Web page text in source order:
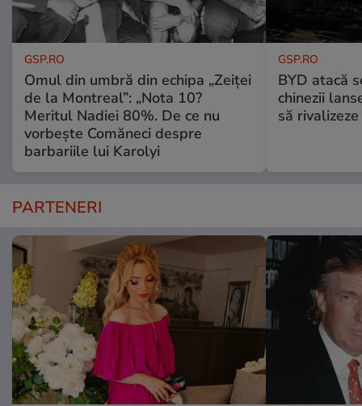
GSP.RO
Omul din umbră din echipa „Zeiței
de la Montreal”: „Nota 10?
Meritul Nadiei 80%. De ce nu
vorbește Comăneci despre
barbariile lui Karolyi
GSP.RO
BYD atacă
chinezii
să
PARTENERI